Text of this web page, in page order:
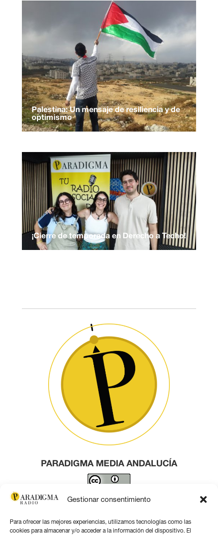
Gestionar consentimiento
Para ofrecer las mejores experiencias, utilizamos tecnologías como las
cookies para almacenar y/o acceder a la información del dispositivo. El
Palestina: Un mensaje de resiliencia y de
optimismo
¡Cierre de temporada en Derecho a Techo!
PARADIGMA MEDIA ANDALUCÍA
Este obra está bajo una licencia de Creative Commons
Contacto por correo